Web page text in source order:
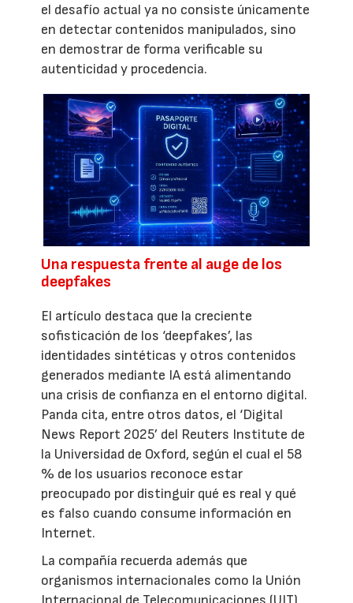
el desafío actual ya no consiste únicamente
en detectar contenidos manipulados, sino
en demostrar de forma verificable su
autenticidad y procedencia.
Una respuesta frente al auge de los
deepfakes
El artículo destaca que la creciente
sofisticación de los ‘deepfakes’, las
identidades sintéticas y otros contenidos
generados mediante IA está alimentando
una crisis de confianza en el entorno digital.
Panda cita, entre otros datos, el ‘Digital
News Report 2025’ del Reuters Institute de
la Universidad de Oxford, según el cual el 58
% de los usuarios reconoce estar
preocupado por distinguir qué es real y qué
es falso cuando consume información en
Internet.
La compañía recuerda además que
organismos internacionales como la Unión